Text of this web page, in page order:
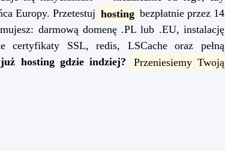
Europy. Przetestuj hosting bezpłatnie przez 14
darmową domenę .PL lub .EU, instalację
certyfikaty SSL, redis, LSCache oraz pełną
hosting gdzie indziej?
Przeniesiemy Twoją